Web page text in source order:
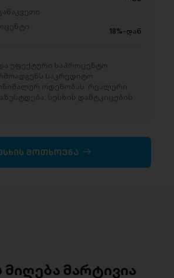
18%-დან
ეფექტური საპროცენტო
საკრედიტო
ოდენობას. რეალური
სესხის დამტკიცების
მოთხოვნა
მიღება მარტივია